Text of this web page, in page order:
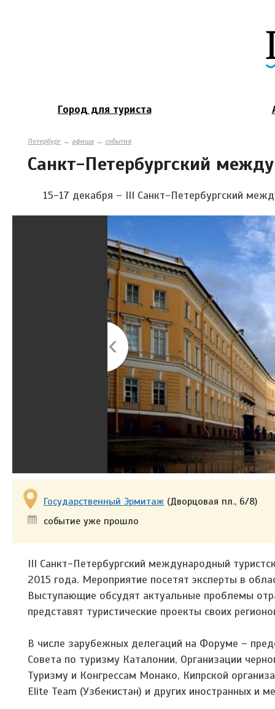
Город для туриста
Петербург→ афиша → события
Санкт-Петербургский
15-17 декабря – III Санкт-Петербургский
Государственный Эрмитаж (Дворцовая пл., 6/8)
событие уже прошло
III Санкт-Петербургский международный
2015 года. Мероприятие посетят эксперты в
Выступающие обсудят актуальные проблемы
представят туристические проекты своих
В числе зарубежных делегаций на Форуме –
Совета по туризму Каталонии, Организации
Туризму и Конгрессам Монако, Кипрской
Elite Team (Узбекистан) и других иностранных и